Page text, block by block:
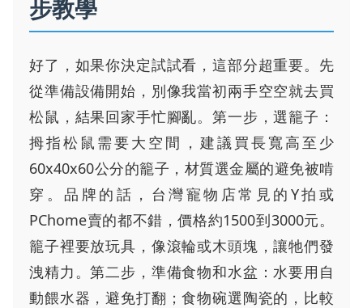
步教學
好了，如果你決定試試看，這部分超重要。先
從準備設備開始，別像我當初兩手空空就去買
松鼠，結果回家手忙腳亂。第一步，選籠子：
拇指松鼠需要大空間，建議買長寬高至少
60x40x60公分的籠子，材質選金屬的避免被啃
穿。品牌的話，台灣寵物店常見的Y拍或
PChome賣的都不錯，價格約1500到3000元。
籠子裡要放玩具，像滾輪或木頭塊，讓牠們發
洩精力。第二步，準備食物和水盆：水要用自
動餵水器，避免打翻；食物碗選陶瓷的，比較